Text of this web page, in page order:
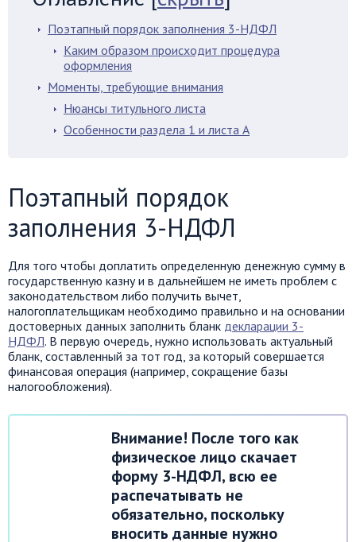
Поэтапный порядок заполнения 3-НДФЛ
Каким образом происходит процедура
оформления
Моменты, требующие внимания
Нюансы титульного листа
Особенности раздела 1 и листа А
Поэтапный порядок
заполнения 3-НДФЛ
Для того чтобы доплатить определенную денежную сумму в
государственную казну и в дальнейшем не иметь проблем с
законодательством либо получить вычет,
налогоплательщикам необходимо правильно и на основании
достоверных данных заполнить бланк декларации 3-
НДФЛ. В первую очередь, нужно использовать актуальный
бланк, составленный за тот год, за который совершается
финансовая операция (например, сокращение базы
налогообложения).
Внимание! После того как
физическое лицо скачает
форму 3-НДФЛ, всю ее
распечатывать не
обязательно, поскольку
вносить данные нужно